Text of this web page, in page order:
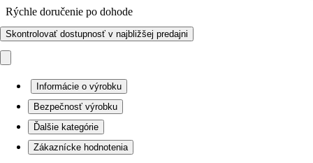
Rýchle doručenie po dohode
Skontrolovať dostupnosť v najbližšej predajni
Informácie o výrobku
Bezpečnosť výrobku
Ďalšie kategórie
Zákaznícke hodnotenia